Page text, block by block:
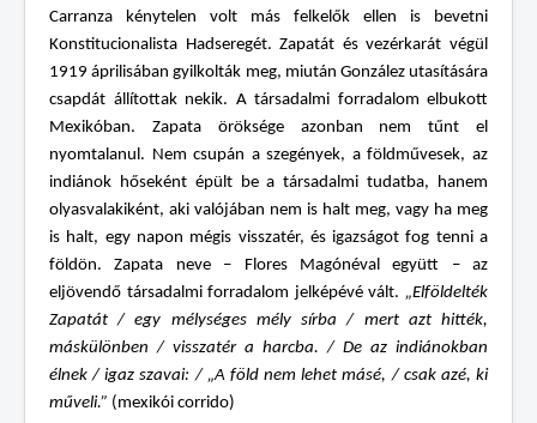
Carranza kénytelen volt más felkelők ellen is bevetni
Konstitucionalista Hadseregét. Zapatát és vezérkarát végül
1919 áprilisában gyilkolták meg, miután González utasítására
csapdát állítottak nekik. A társadalmi forradalom elbukott
Mexikóban. Zapata öröksége azonban nem tűnt el
nyomtalanul. Nem csupán a szegények, a földművesek, az
indiánok hőseként épült be a társadalmi tudatba, hanem
olyasvalakiként, aki valójában nem is halt meg, vagy ha meg
is halt, egy napon mégis visszatér, és igazságot fog tenni a
földön. Zapata neve – Flores Magónéval együtt – az
eljövendő társadalmi forradalom jelképévé vált. „Elföldelték
Zapatát / egy mélységes mély sírba / mert azt hitték,
máskülönben / visszatér a harcba. / De az indiánokban
élnek / igaz szavai: / „A föld nem lehet másé, / csak azé, ki
műveli.” (mexikói corrido)